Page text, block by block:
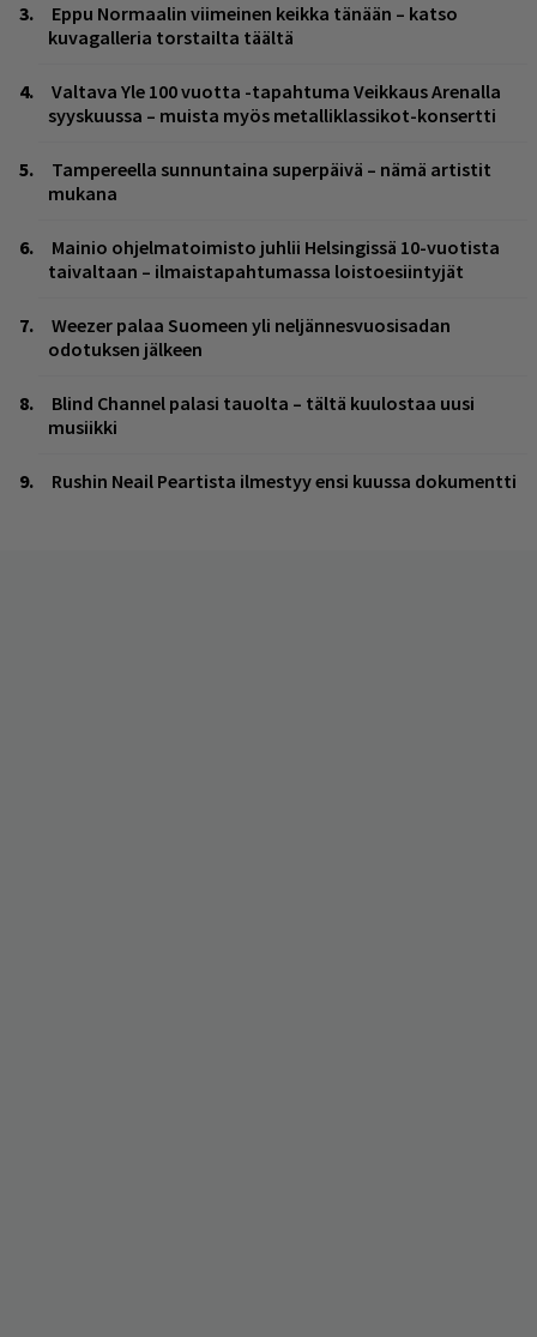
Eppu Normaalin viimeinen keikka tänään – katso
kuvagalleria torstailta täältä
Valtava Yle 100 vuotta -tapahtuma Veikkaus Arenalla
syyskuussa – muista myös metalliklassikot-konsertti
Tampereella sunnuntaina superpäivä – nämä artistit
mukana
Mainio ohjelmatoimisto juhlii Helsingissä 10-vuotista
taivaltaan – ilmaistapahtumassa loistoesiintyjät
Weezer palaa Suomeen yli neljännesvuosisadan
odotuksen jälkeen
Blind Channel palasi tauolta – tältä kuulostaa uusi
musiikki
Rushin Neail Peartista ilmestyy ensi kuussa dokumentti